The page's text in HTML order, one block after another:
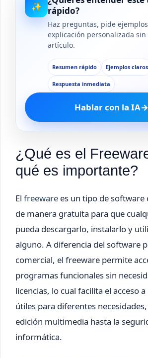
✨
rápido?
Haz preguntas, pide
explicación personalizada
artículo.
Resumen rápido Ejemplos claros
Respuesta inmediata
Hablar con la IA→
¿Qué es el
qué es importante?
El freeware es un tipo de software
de manera gratuita para que
pueda descargarlo, instalarlo y
alguno. A diferencia del software
comercial, el freeware permite
programas funcionales sin
licencias, lo cual facilita el acceso
útiles para diferentes
edición multimedia hasta la
informática.